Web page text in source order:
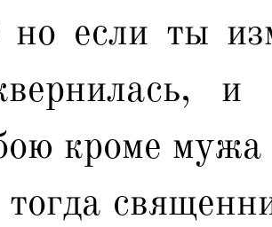
но если ты
кроме мужа